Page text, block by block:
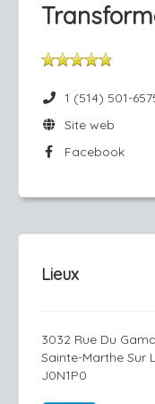
1 (514) 501-
Site web
Facebook
Lieux
3032 Rue Du
Sainte-Marthe Sur
J0N1P0